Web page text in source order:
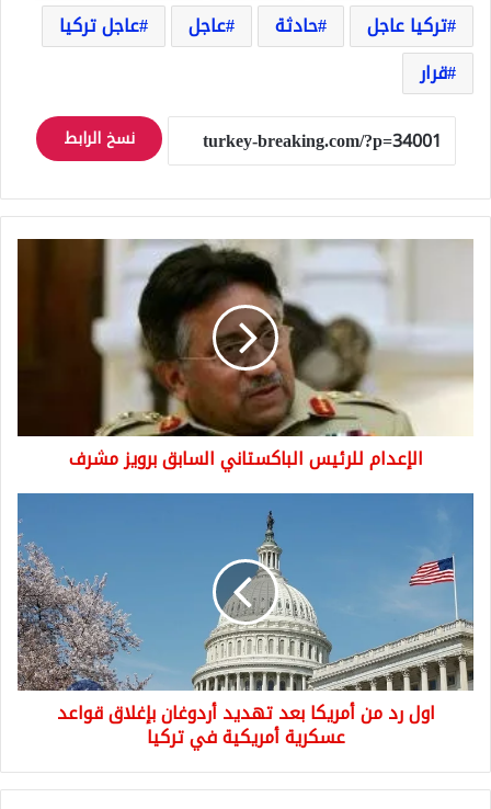
تركيا عاجل
حادثة عاجل
عاجل تركيا
قرار
نسخ الرابط
مشرف
الإعدام للرئيس الباكستاني السابق برويز مشرف
أمريكا
بعد
تهديد
أردوغان
بإغلاق
قواعد
عسكرية
تركيا
اول رد من أمريكا بعد تهديد أردوغان بإغلاق قواعد
عسكرية أمريكية في تركيا